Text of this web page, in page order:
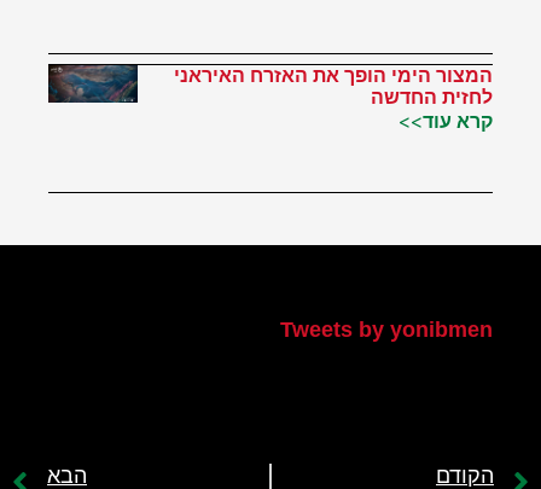
המצור הימי הופך את האזרח האיראני
לחזית החדשה
קרא עוד>>
Tweets by yonibmen
הקודם הבא